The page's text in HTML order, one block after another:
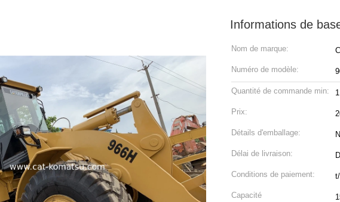
Informations de
Nom de marque:
Numéro de modèle:
Quantité de commande min: 1
Prix:
Détails d'emballage:
Délai de livraison:
Conditions de paiement:
Capacité